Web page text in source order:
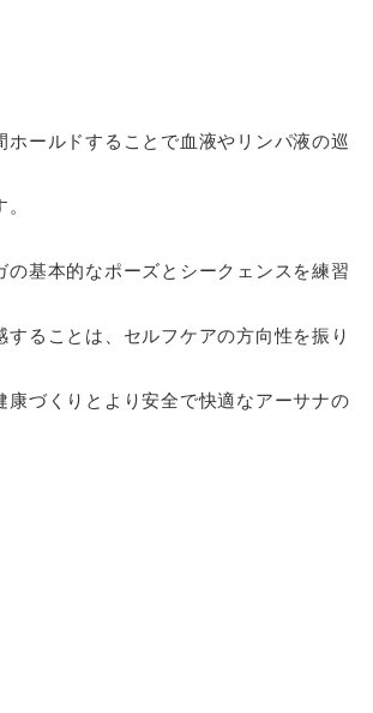
ールドすることで血液やリンパ液の巡
基本的なポーズとシークェンスを練習
ることは、セルフケアの方向性を振り
づくりとより安全で快適なアーサナの